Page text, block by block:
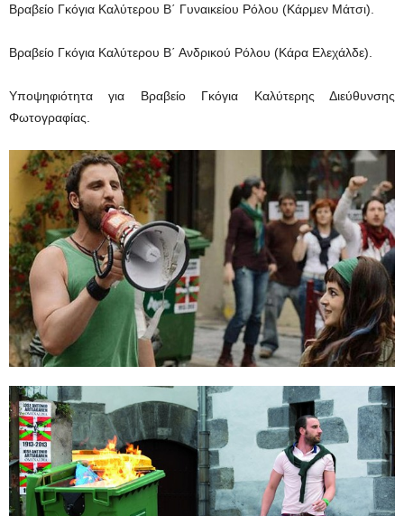
Βραβείο Γκόγια Καλύτερου Β΄ Γυναικείου Ρόλου (Κάρμεν Μάτσι).
Βραβείο Γκόγια Καλύτερου Β΄ Ανδρικού Ρόλου (Κάρα Ελεχάλδε).
Υποψηφιότητα για Βραβείο Γκόγια Καλύτερης Διεύθυνσης
Φωτογραφίας.